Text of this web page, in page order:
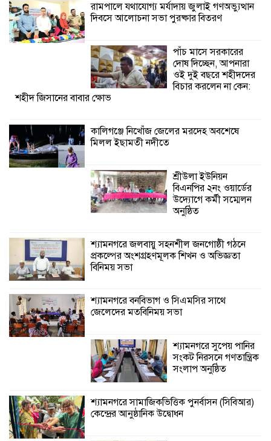
শ্রীউলা ইউনিয়ন
অনুষ্ঠিত
শ্যামনগরে জলবায়ু সহনশীল জনগোষ্ঠী গঠনে
প্রকল্পের অংশগ্রহণমূলক শিখন ও অভিজ্ঞতা
শ্যামনগরে বনবিভাগ ও সিএমসির সাথে
শ্যামনগরে সুপেয়
পানির সংকট নিরসনে
গণতান্ত্রিক সংলাপ
শ্যামনগরে সামাজিকভিত্তিক পুনর্বাসন
(সিবিআর) কেন্দ্রের আনুষ্ঠানিক উদ্বোধন
রামপালে যথাযোগ্য মর্যাদায় জুলাই গণঅভ্যুত্থান
দিবসে আলোচনা সভা পুরষ্কার বিতরণ
পাঁচ মাসে সরকারের
দোষ দিচ্ছেন, আপনারা
ওই দুই বছরে শহীদদের
বিচার করলেন না কেন:
শহীদ জিসানের বাবার ক্ষোভ
কালিগঞ্জে নিখোঁজ জেলের মরদেহ অবশেষে
মিলল ইছামতী নদীতে
শ্রীউলা ইউনিয়ন
বিএনপির ২নং ওয়ার্ডের
উদ্যোগে কর্মী সম্মেলন
অনুষ্ঠিত
শ্যামনগরে জলবায়ু সহনশীল জনগোষ্ঠী গঠনে
প্রকল্পের অংশগ্রহণমূলক শিখন ও অভিজ্ঞতা
বিনিময় সভা
শ্যামনগরে বনবিভাগ ও সিএমসির সাথে
জেলেদের মতবিনিময় সভা
শ্যামনগরে সুপেয় পানির
সংকট নিরসনে গণতান্ত্রিক
সংলাপ অনুষ্ঠিত
শ্যামনগরে সামাজিকভিত্তিক পুনর্বাসন (সিবিআর)
কেন্দ্রের আনুষ্ঠানিক উদ্বোধন